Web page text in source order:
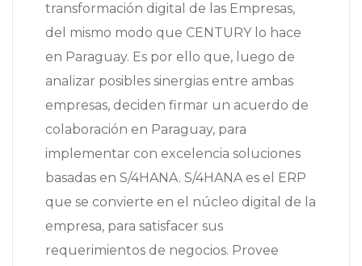
transformación digital de las Empresas,
del mismo modo que CENTURY lo hace
en Paraguay. Es por ello que, luego de
analizar posibles sinergias entre ambas
empresas, deciden firmar un acuerdo de
colaboración en Paraguay, para
implementar con excelencia soluciones
basadas en S/4HANA. S/4HANA es el ERP
que se convierte en el núcleo digital de la
empresa, para satisfacer sus
requerimientos de negocios. Provee